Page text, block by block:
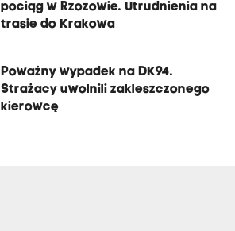
pociąg w Rzozowie. Utrudnienia na
trasie do Krakowa
Poważny wypadek na DK94.
Strażacy uwolnili zakleszczonego
kierowcę